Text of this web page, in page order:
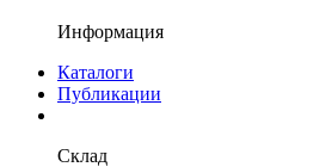
Информация
Каталоги
Публикации
Склад